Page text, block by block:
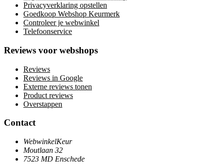
Privacyverklaring opstellen
Goedkoop Webshop Keurmerk
Controleer je webwinkel
Telefoonservice
Reviews voor webshops
Reviews
Reviews in Google
Externe reviews tonen
Product reviews
Overstappen
Contact
WebwinkelKeur
Moutlaan 32
7523 MD Enschede